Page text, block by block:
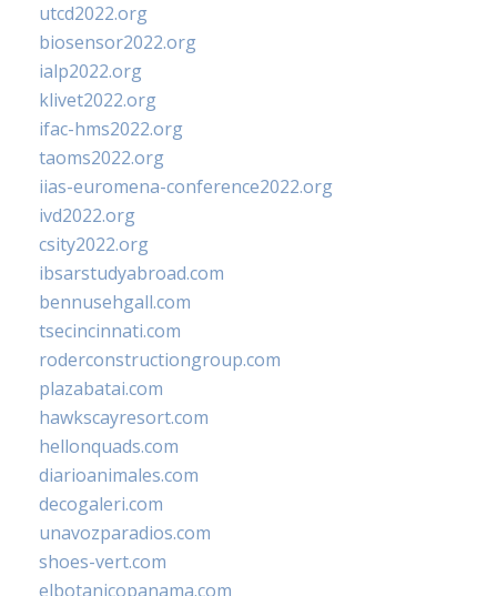
utcd2022.org
biosensor2022.org
ialp2022.org
klivet2022.org
ifac-hms2022.org
taoms2022.org
iias-euromena-conference2022.org
ivd2022.org
csity2022.org
ibsarstudyabroad.com
bennusehgall.com
tsecincinnati.com
roderconstructiongroup.com
plazabatai.com
hawkscayresort.com
hellonquads.com
diarioanimales.com
decogaleri.com
unavozparadios.com
shoes-vert.com
elbotanicopanama.com